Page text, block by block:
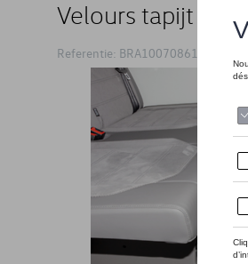
Velours tapijt VW
Referentie: BRA100708612